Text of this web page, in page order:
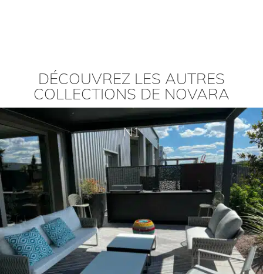
DÉCOUVREZ LES AUTRES
COLLECTIONS DE NOVARA
N1